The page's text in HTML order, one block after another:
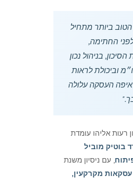
הטוב ביותר מתחיל
החתימה,
בניהול נכון
וביכולת לראות
העסקה עלולה
רעות אליהו עומדת
בוטיק מוביל
, עם ניסיון משנת
עסקאות מקרקעין,